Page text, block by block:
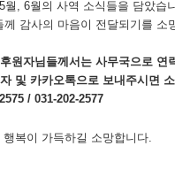
월 , 6월의 사역 소식들을 담았습
감사의 마음이 전달되기를 소
원자님들께서는 사무국으로 연
및 카카오톡으로 보내주시면
/ 031-202-2577
복이 가득하길 소망합니다